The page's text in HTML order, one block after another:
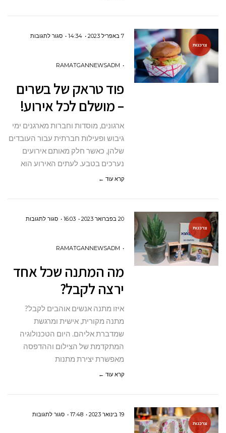
צרכנות
7 באפריל 2023 14:34 סגור לתגובותעל
בשרים
–
אירוע!
RAMATGANNEWSADM
פוד טראק של בשרים
– מושלם לכל אירוע!
ארגונים, מוסדות וחברות מארגנים ימי
גיבוש ופעילות חברתית עבור העובדים
שלהן, כאשר חלק מאותם אירועים
נערכים בטבע. לעתים האירוע הוא
קרא עוד ←
צרכנות
20 בפברואר 2023 16:03 סגור לתגובותעל
RAMATGANNEWSADM
מה המתנה שכל אחד
ירצה לקבל?
איזו מתנה אנשים אוהבים לקבל?
מתנה מקורית, אישית ומרגשת
שמדברת אליהם. היום הטכנולוגיה
המתקדמת של הצילום וההדפסה
מאפשרת יצירת מתנות
קרא עוד ←
צרכנות
19 בינואר 2023 17:48 סגור לתגובותעל